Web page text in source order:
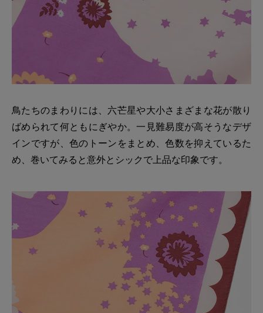
鳥たちのまわりには、六芒星や大小さまざまな花が散り
ばめられて何ともにぎやか。一見難易度が高そうなデザ
インですが、色のトーンをまとめ、色数を抑えているた
め、巻いてみると意外とシックで上品な印象です。